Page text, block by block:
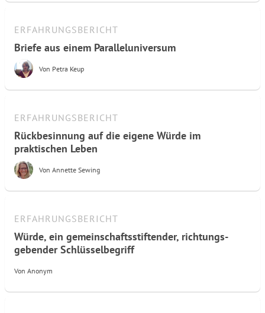
ERFAHRUNGSBERICHT
Briefe aus einem Paralleluniversum
Von Petra Keup
ERFAHRUNGSBERICHT
Rückbesinnung auf die eigene Würde im
praktischen Leben
Von Annette Sewing
ERFAHRUNGSBERICHT
Würde, ein gemeinschafts­stiftender, richtungs­
gebender Schlüssel­begriff
Von Anonym